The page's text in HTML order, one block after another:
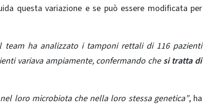
questa variazione e se può essere modificata per
team ha analizzato i tamponi rettali di 116 pazienti
variava ampiamente, confermando chesi tratta di
loro microbiota che nella loro stessa genetica”, ha